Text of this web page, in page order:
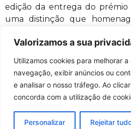
Valorizamos a sua
Utilizamos cookies para melhorar
navegação, exibir anúncios ou
e analisar o nosso tráfego. Ao
concorda com a utilização de
Personalizar Rejeitar
edição da entrega do prémio
uma distinção que
Este reconhecimento
vindo a ser desenvolvido
particular, na área dos
Qualidade, e que vem
dedicação, auscultação
profissionais, em prol da
excelência para os seus clientes